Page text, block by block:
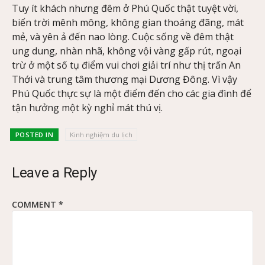
Tuy ít khách nhưng đêm ở Phú Quốc thật tuyệt vời,
biển trời mênh mông, không gian thoáng đãng, mát
mẻ, và yên ả đến nao lòng. Cuộc sống về đêm thật
ung dung, nhàn nhã, không vội vàng gấp rút, ngoại
trừ ở một số tụ điểm vui chơi giải trí như thị trấn An
Thới và trung tâm thương mại Dương Đông. Vì vậy
Phú Quốc thực sự là một điểm đến cho các gia đình để
tận hưởng một kỳ nghỉ mát thú vị.
POSTED IN Kinh nghiệm du lịch
Leave a Reply
COMMENT *